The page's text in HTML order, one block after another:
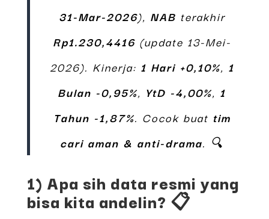
31-Mar-2026), NAB terakhir
Rp1.230,4416(update 13-Mei-
2026). Kinerja: 1 Hari +0,10%, 1
Bulan -0,95%, YtD -4,00%, 1
Tahun -1,87%. Cocok buat tim
cari aman & anti-drama. 🔍
1) Apa sih data resmi yang
bisa kita andelin? 📋